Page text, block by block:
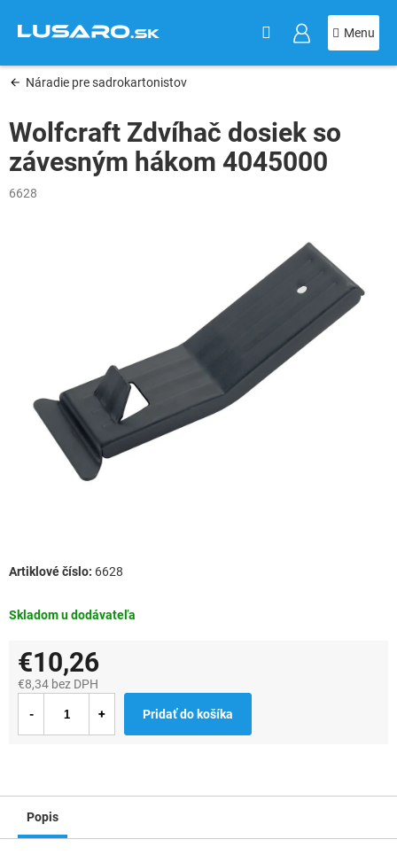
obsah
Náradie pre sadrokartonistov
Wolfcraft Zdvíhač dosiek so
závesným hákom 4045000
6628
Skladom u dodávateľa
6628
€10,26
€8,34 bez DPH
cena:
Pridať do košíka
Popis